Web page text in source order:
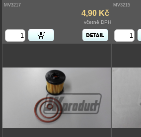
MV3217
4,90 Kč
včetně DPH
MV3215